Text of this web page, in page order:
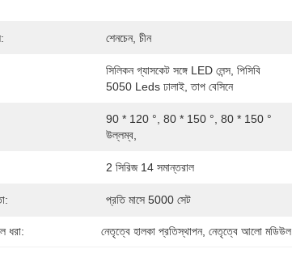
শেনচেন, চীন
সিলিকন গ্যাসকেট সঙ্গে LED লেন্স, পিসিবি
5050 Leds ঢালাই, তাপ বেসিনে
90 * 120 °, 80 * 150 °, 80 * 150 °
উল্লম্ব,
2 সিরিজ 14 সমান্তরাল
প্রতি মাসে 5000 সেট
ধরা: নেতৃত্বে হালকা প্রতিস্থাপন, নেতৃত্বে আলো মডিউল